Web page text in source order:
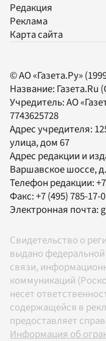
Редакция
Реклама
Карта сайта
© АО «Газета.Ру»
Название: Газета.Ru
Учредитель:АО
7743625728
Адрес учредителя:
улица, дом 67
Адрес редакции и
Варшавское шоссе,
Телефон редакции:
Факс:+7 (495) 785-17-
Электронная почта:
Свидетельство о
выдано
связи,
коммуникаций
несет
содержащейся в
предоставляет
Информация об